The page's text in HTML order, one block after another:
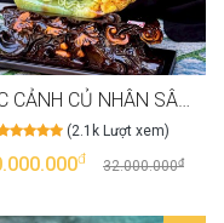
BỨC CẢNH CỦ NHÂN SÂM NGỌC SERPENTINE CAO 56 CM NGANG 37 CM T3542
(2.1k Lượt xem)
đ 32.000.000đ